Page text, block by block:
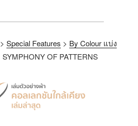
> Special Features > By Colour แบ่ง
SYMPHONY OF PATTERNS